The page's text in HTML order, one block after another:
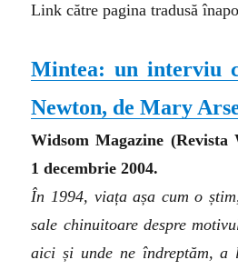
Link către pagina tradusă
Mintea: un interviu
Newton, de Mary
Widsom Magazine
1 decembrie 2004.
În 1994, viața așa cum o
sale chinuitoare despre
aici și unde ne îndreptăm, a